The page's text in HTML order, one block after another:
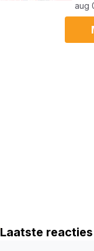
aug
Laatste reacties